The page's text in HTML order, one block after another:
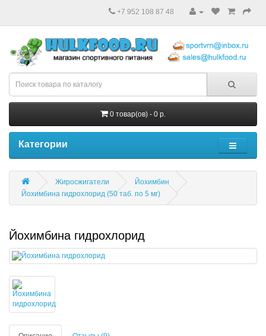
+7 952 108 87 48
0 товар(ов) - 0 р.
Категории
Жиросжигатели
Йохимбин
Йохимбина гидрохлорид (50 таб. по 5 мг)
Йохимбина гидрохлорид